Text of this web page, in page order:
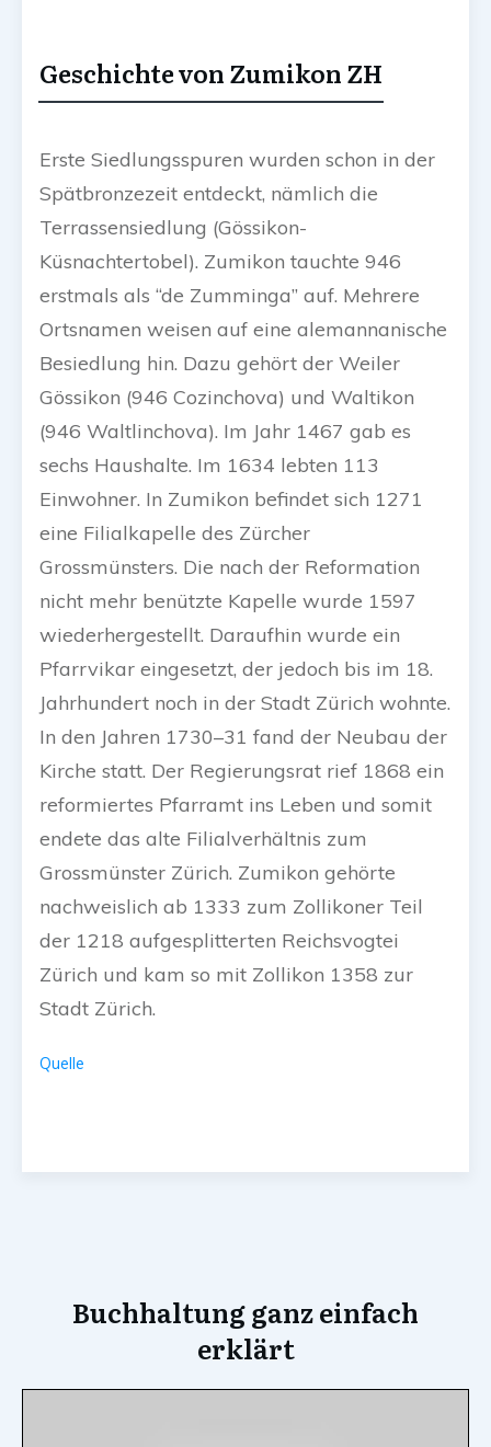
Geschichte von Zumikon ZH
Erste Siedlungsspuren wurden schon in der
Spätbronzezeit entdeckt, nämlich die
Terrassensiedlung (Gössikon-
Küsnachtertobel). Zumikon tauchte 946
erstmals als “de Zumminga” auf. Mehrere
Ortsnamen weisen auf eine alemannanische
Besiedlung hin. Dazu gehört der Weiler
Gössikon (946 Cozinchova) und Waltikon
(946 Waltlinchova). Im Jahr 1467 gab es
sechs Haushalte. Im 1634 lebten 113
Einwohner. In Zumikon befindet sich 1271
eine Filialkapelle des Zürcher
Grossmünsters. Die nach der Reformation
nicht mehr benützte Kapelle wurde 1597
wiederhergestellt. Daraufhin wurde ein
Pfarrvikar eingesetzt, der jedoch bis im 18.
Jahrhundert noch in der Stadt Zürich wohnte.
In den Jahren 1730–31 fand der Neubau der
Kirche statt. Der Regierungsrat rief 1868 ein
reformiertes Pfarramt ins Leben und somit
endete das alte Filialverhältnis zum
Grossmünster Zürich. Zumikon gehörte
nachweislich ab 1333 zum Zollikoner Teil
der 1218 aufgesplitterten Reichsvogtei
Zürich und kam so mit Zollikon 1358 zur
Stadt Zürich.
Quelle
Buchhaltung ganz einfach
erklärt